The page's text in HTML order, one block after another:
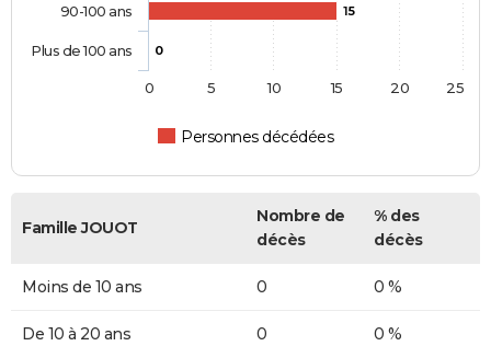
15
0
Personnes décédées
90-100 ans
Plus de 100 ans
0 5 10 15 20 25
Famille JOUOT
Nombre de
décès
% des
décès
Moins de 10 ans 0 0 %
De 10 à 20 ans 0 0 %